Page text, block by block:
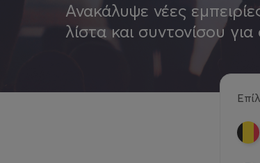
Ανακάλυψε νέες
λίστα και συντονίσου